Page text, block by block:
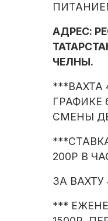
АДРЕС:
ЧЕЛНЫ.
***ВАХТА
ГРАФИКЕ
СМЕНЫ
200Р В
ЗА ВАХТУ
***